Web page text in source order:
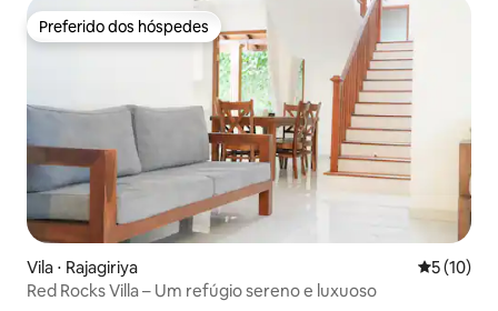
Preferido dos hóspedes
Preferido dos hóspedes
Vila ⋅ Rajagiriya 5 de uma
5 (10)
Red Rocks Villa – Um refúgio sereno e luxuoso